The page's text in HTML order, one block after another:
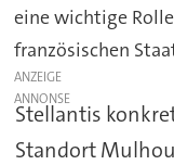
eine wichtige
französischen
ANZEIGE
Stellantis
Standort